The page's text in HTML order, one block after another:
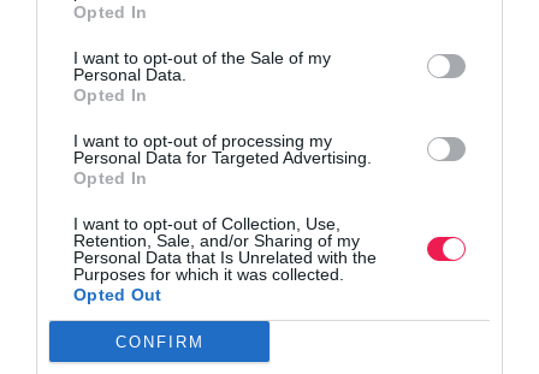
Opted In
I want to opt-out of the Sale of my
Personal Data.
Opted In
I want to opt-out of processing my
Personal Data for Targeted Advertising.
Opted In
I want to opt-out of Collection, Use,
Retention, Sale, and/or Sharing of my
Personal Data that Is Unrelated with the
Purposes for which it was collected.
Opted Out
CONFIRM
Βρες το RUNNER!
Όλα τα Τεύχη